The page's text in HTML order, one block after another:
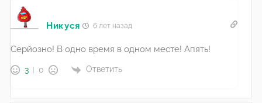
Никуся 6 лет назад
Серйозно! В одно время в одном месте! Апять!
3 0 Ответить